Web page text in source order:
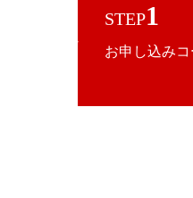
STEP1
お申し込み